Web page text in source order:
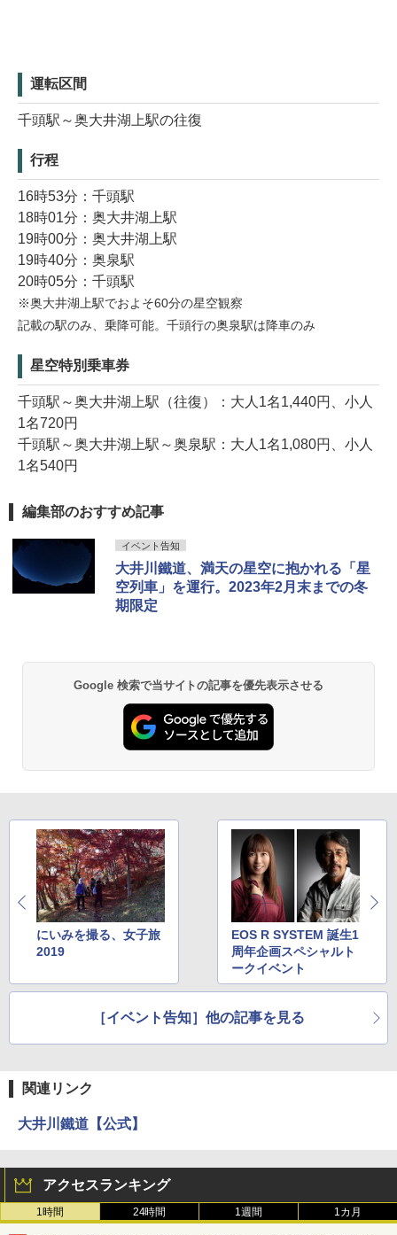
運転区間
千頭駅～奥大井湖上駅の往復
行程
16時53分：千頭駅
18時01分：奥大井湖上駅
19時00分：奥大井湖上駅
19時40分：奥泉駅
20時05分：千頭駅
※奥大井湖上駅でおよそ60分の星空観察
記載の駅のみ、乗降可能。千頭行の奥泉駅は降車のみ
星空特別乗車券
千頭駅～奥大井湖上駅（往復）：大人1名1,440円、小人
1名720円
千頭駅～奥大井湖上駅～奥泉駅：大人1名1,080円、小人
1名540円
編集部のおすすめ記事
イベント告知
大井川鐵道、満天の星空に抱かれる「星
空列車」を運行。2023年2月末までの冬
期限定
Google 検索で当サイトの記事を優先表示させる
にいみを撮る、女子旅
2019
EOS R SYSTEM 誕生1
周年企画スペシャルト
ークイベント
［イベント告知］他の記事を見る
関連リンク
大井川鐵道【公式】
アクセスランキング
1時間 24時間 1週間 1カ月